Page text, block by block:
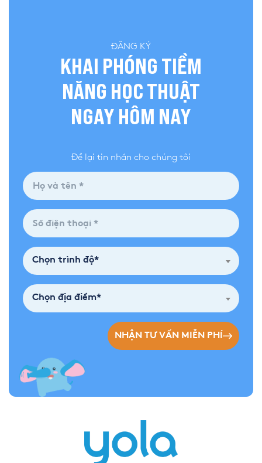
ĐĂNG KÝ
KHAI PHÓNG TIỀM
NĂNG HỌC THUẬT
NGAY HÔM NAY
Để lại tin nhắn cho chúng tôi
Chọn trình độ*
Chọn địa điểm*
NHẬN TƯ VẤN MIỄN PHÍ